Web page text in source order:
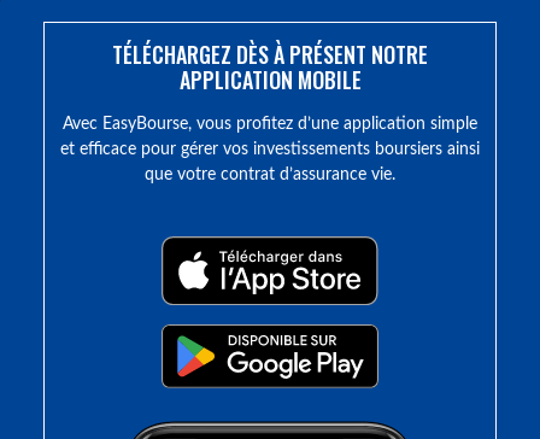
TÉLÉCHARGEZ DÈS À PRÉSENT NOTRE
APPLICATION MOBILE
Avec EasyBourse, vous profitez d’une application simple
et efficace pour gérer vos investissements boursiers ainsi
que votre contrat d’assurance vie.